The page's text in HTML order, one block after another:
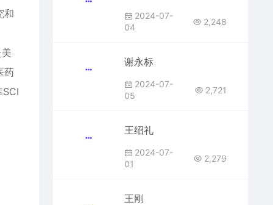
和
药
2024-07-
04
2,248
谢永标
2024-07-
05
2,721
王绍礼
2024-07-
01
2,279
王刚